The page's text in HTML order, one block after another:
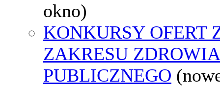
okno)
KONKURSY OFERT
ZAKRESU ZDROWIA
PUBLICZNEGO